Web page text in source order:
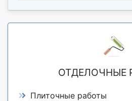
ОТДЕЛОЧНЫЕ
Плиточные работы